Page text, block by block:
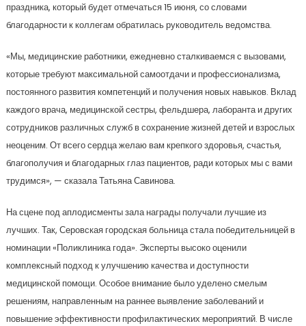
праздника, который будет отмечаться 15 июня, со словами
благодарности к коллегам обратилась руководитель ведомства.
«Мы, медицинские работники, ежедневно сталкиваемся с вызовами,
которые требуют максимальной самоотдачи и профессионализма,
постоянного развития компетенций и получения новых навыков. Вклад
каждого врача, медицинской сестры, фельдшера, лаборанта и других
сотрудников различных служб в сохранение жизней детей и взрослых
неоценим. От всего сердца желаю вам крепкого здоровья, счастья,
благополучия и благодарных глаз пациентов, ради которых мы с вами
трудимся», — сказала Татьяна Савинова.
На сцене под аплодисменты зала награды получали лучшие из
лучших. Так, Серовская городская больница стала победительницей в
номинации «Поликлиника года». Эксперты высоко оценили
комплексный подход к улучшению качества и доступности
медицинской помощи. Особое внимание было уделено смелым
решениям, направленным на раннее выявление заболеваний и
повышение эффективности профилактических мероприятий. В числе